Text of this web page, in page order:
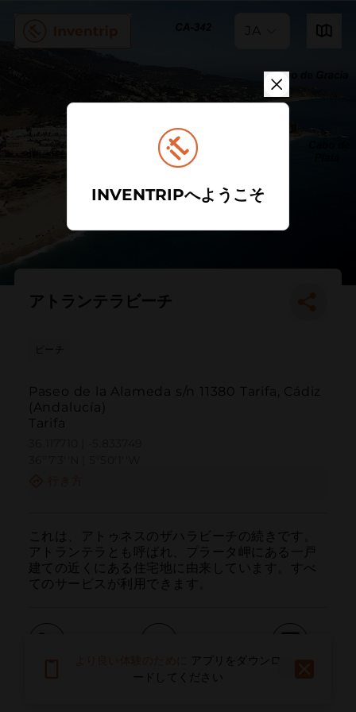
JA
アトランテラビーチ
ビーチ
Paseo de la Alameda s/n 11380 Tarifa, Cádiz
(Andalucía)
Tarifa
これは、アトゥネスのザハラビーチの続きです。
アトランテラとも呼ばれ、プラータ岬にある一戸
建ての近くにある住宅地に由来しています。すべ
てのサービスが利用できます。
電子メール
アプリをダウンロ
ードしてください
INVENTRIPへようこそ